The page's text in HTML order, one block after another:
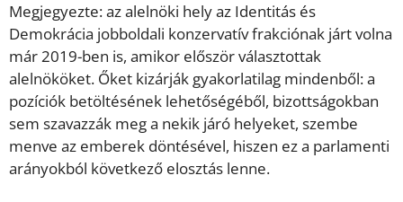
Megjegyezte: az alelnöki hely az Identitás és
Demokrácia jobboldali konzervatív frakciónak járt volna
már 2019-ben is, amikor először választottak
alelnököket. Őket kizárják gyakorlatilag mindenből: a
pozíciók betöltésének lehetőségéből, bizottságokban
sem szavazzák meg a nekik járó helyeket, szembe
menve az emberek döntésével, hiszen ez a parlamenti
arányokból következő elosztás lenne.